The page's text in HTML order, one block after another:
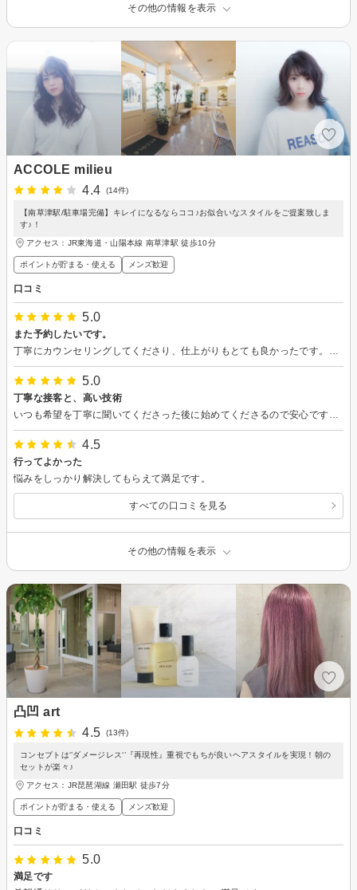
その他の情報を表示
ACCOLE milieu
4.4
(14件)
【南草津駅/駐車場完備】キレイになるならココ♪お似合いなスタイルをご提案致しま
す♪！
アクセス：JR東海道・山陽本線 南草津駅 徒歩10分
ポイントが貯まる・使える メンズ歓迎
口コミ
5.0
また予約したいです。
5.0
丁寧な接客と、高い技術
4.5
行ってよかった
悩みをしっかり解決してもらえて満足です。
すべての口コミを見る
その他の情報を表示
凸凹 art
4.5
(13件)
コンセプトは‘’ダメージレス‘’『再現性』重視でもちが良いヘアスタイルを実現！朝の
セットが楽々♪
アクセス：JR琵琶湖線 瀬田駅 徒歩7分
ポイントが貯まる・使える メンズ歓迎
口コミ
5.0
満足です